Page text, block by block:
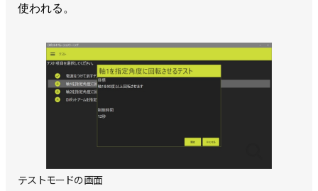
使われる。
テストモードの画面